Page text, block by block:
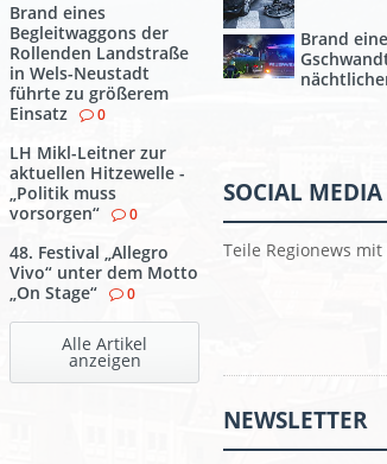
Brand eines
Begleitwaggons der
Rollenden Landstraße
in Wels-Neustadt
führte zu größerem
Einsatz
0
LH Mikl-Leitner zur
aktuellen Hitzewelle -
„Politik muss
vorsorgen“
0
48. Festival „Allegro
Vivo“ unter dem Motto
„On Stage“
0
Alle Artikel
anzeigen
Brand
SOCIAL MEDIA
Teile Regionews
NEWSLETTER